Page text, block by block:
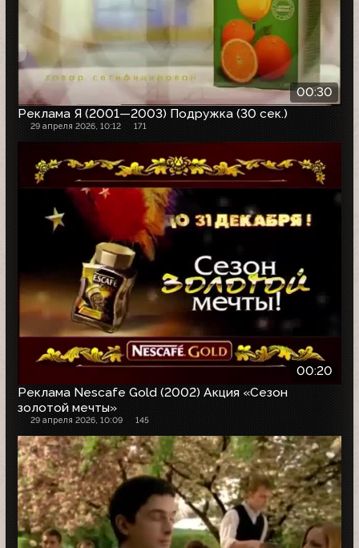
00:30
Реклама Я (2001—2003) Подружка (30 сек.)
29 апреля 2026, 10:12 171
00:20
Реклама Nescafe Gold (2002) Акция «Сезон
золотой мечты»
29 апреля 2026, 10:09 145